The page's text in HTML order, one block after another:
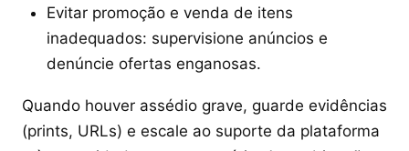
Evitar promoção e venda de itens
inadequados: supervisione anúncios e
denúncie ofertas enganosas.
Quando houver assédio grave, guarde evidências
(prints, URLs) e escale ao suporte da plataforma